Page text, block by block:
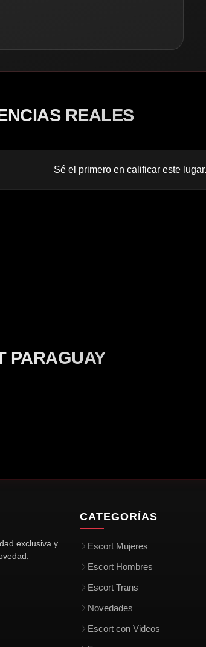
REALES
Sé el primero en calificar este lugar.
PARAGUAY
SAN LORENZO ÑEMBY
exclusiva y
CATEGORÍAS
Escort Mujeres
Escort Hombres
Escort Trans
Novedades
Escort con Videos